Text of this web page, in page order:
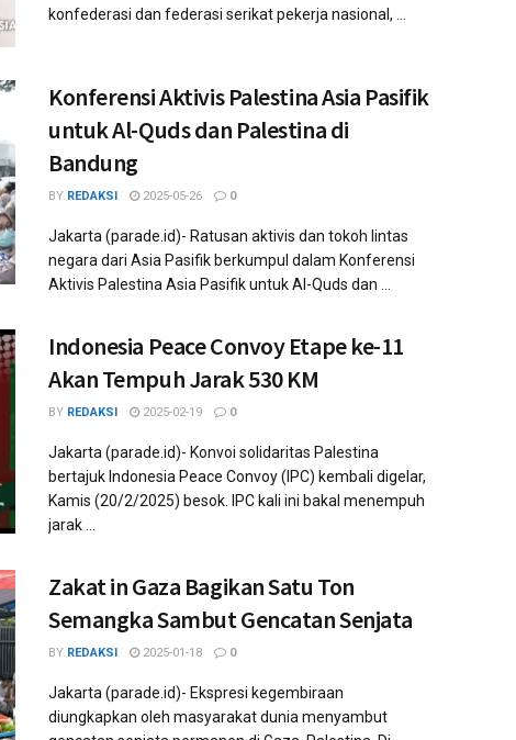
konfederasi dan federasi serikat pekerja nasional, ...
Konferensi Aktivis Palestina Asia Pasifik
untuk Al-Quds dan Palestina di
Bandung
BY REDAKSI 2025-05-26 0
Jakarta (parade.id)- Ratusan aktivis dan tokoh lintas
negara dari Asia Pasifik berkumpul dalam Konferensi
Aktivis Palestina Asia Pasifik untuk Al-Quds dan ...
Indonesia Peace Convoy Etape ke-11
Akan Tempuh Jarak 530 KM
BY REDAKSI 2025-02-19 0
Jakarta (parade.id)- Konvoi solidaritas Palestina
bertajuk Indonesia Peace Convoy (IPC) kembali digelar,
Kamis (20/2/2025) besok. IPC kali ini bakal menempuh
jarak ...
Zakat in Gaza Bagikan Satu Ton
Semangka Sambut Gencatan Senjata
BY REDAKSI 2025-01-18 0
Jakarta (parade.id)- Ekspresi kegembiraan
diungkapkan oleh masyarakat dunia menyambut